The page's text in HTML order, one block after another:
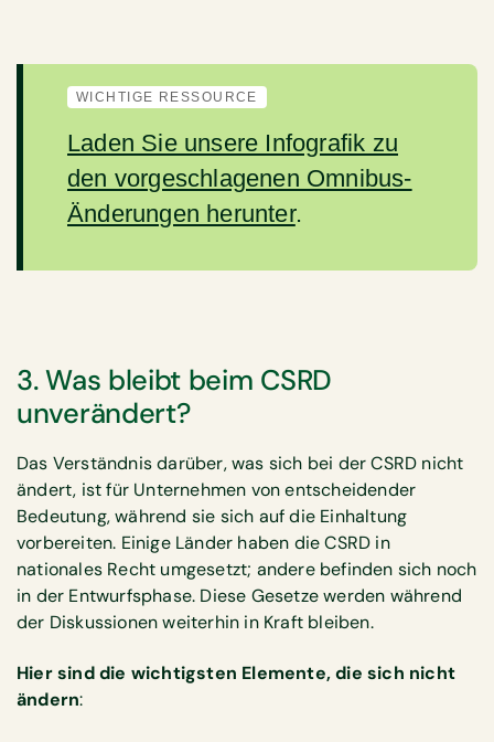
WICHTIGE RESSOURCE
Laden Sie unsere Infografik zu
den vorgeschlagenen Omnibus-
Änderungen herunter.
3. Was bleibt beim CSRD
unverändert?
Das Verständnis darüber, was sich bei der CSRD nicht
ändert, ist für Unternehmen von entscheidender
Bedeutung, während sie sich auf die Einhaltung
vorbereiten. Einige Länder haben die CSRD in
nationales Recht umgesetzt; andere befinden sich noch
in der Entwurfsphase. Diese Gesetze werden während
der Diskussionen weiterhin in Kraft bleiben.
Hier sind die wichtigsten Elemente, die sich nicht
ändern: